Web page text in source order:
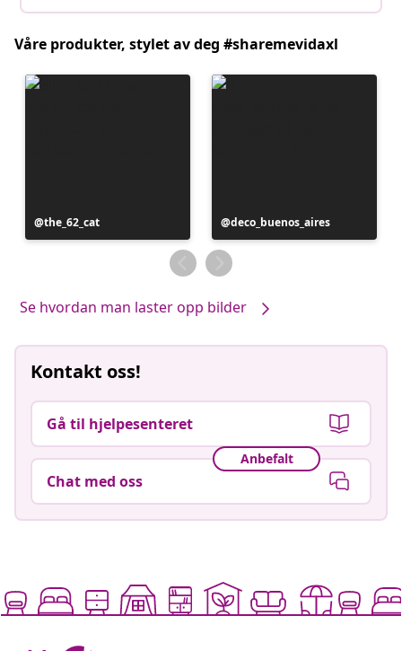
Våre produkter, stylet av deg #sharemevidaxl
Innlegg
publisert
the_62_cat
Innlegg
publisert
av
deco_buenos_aires
Se hvordan man laster opp bilder
Kontakt oss!
Gå til hjelpesenteret
Anbefalt
Chat med oss